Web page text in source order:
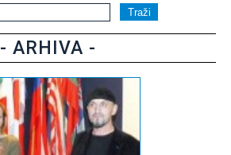
- ARHIVA -